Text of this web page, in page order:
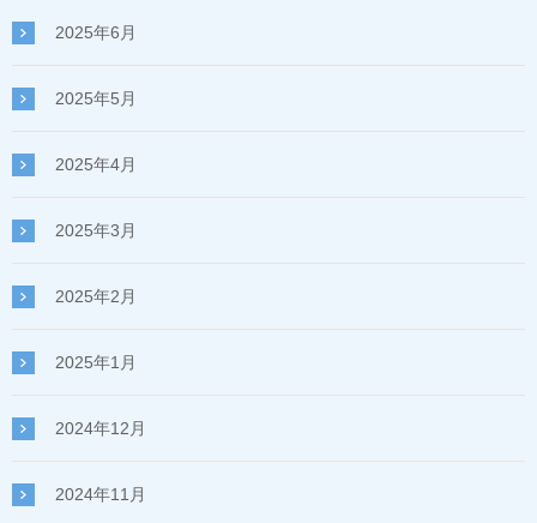
2025年6月
2025年5月
2025年4月
2025年3月
2025年2月
2025年1月
2024年12月
2024年11月